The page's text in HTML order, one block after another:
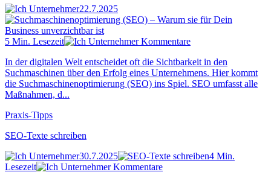
22.7.2025
5 Min. Lesezeit
Kommentare
In der digitalen Welt entscheidet oft die Sichtbarkeit in den
Suchmaschinen über den Erfolg eines Unternehmens. Hier kommt
die Suchmaschinenoptimierung (SEO) ins Spiel. SEO umfasst alle
Maßnahmen, d...
Praxis-Tipps
SEO-Texte schreiben
30.7.2025
4 Min.
Lesezeit
Kommentare